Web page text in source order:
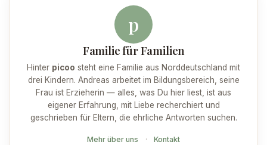
p
Familie für Familien
Hinter picoo steht eine Familie aus Norddeutschland mit
drei Kindern. Andreas arbeitet im Bildungsbereich, seine
Frau ist Erzieherin — alles, was Du hier liest, ist aus
eigener Erfahrung, mit Liebe recherchiert und
geschrieben für Eltern, die ehrliche Antworten suchen.
Mehr über uns · Kontakt